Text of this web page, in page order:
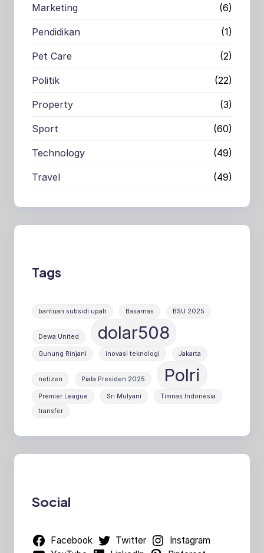
Marketing (6)
Pendidikan (1)
Pet Care (2)
Politik (22)
Property (3)
Sport (60)
Technology (49)
Travel (49)
Tags
bantuan subsidi upah Basarnas BSU 2025
Dewa United dolar508
Gunung Rinjani inovasi teknologi Jakarta
netizen Piala Presiden 2025 Polri
Premier League Sri Mulyani
Timnas Indonesia
transfer
Social
Facebook Twitter
Instagram